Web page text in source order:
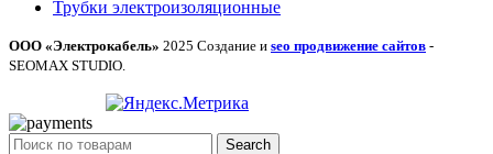
Трубки электроизоляционные
ООО «Электрокабель» 2025 Создание и seo продвижение сайтов -
SEOMAX STUDIO.
Search